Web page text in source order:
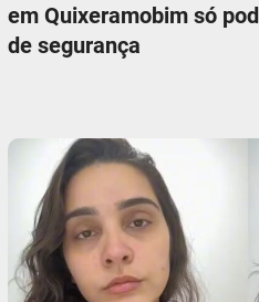
em Quixeramobim só
de segurança